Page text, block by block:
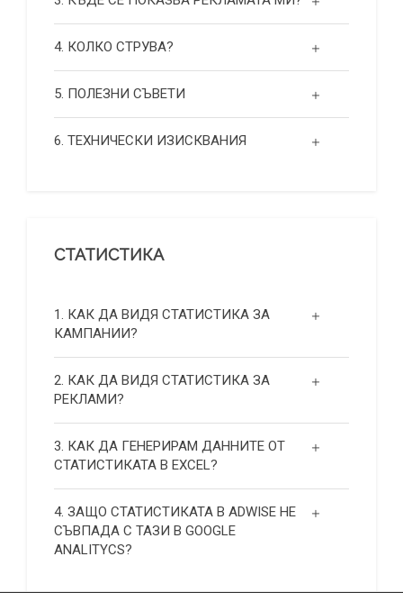
4. КОЛКО СТРУВА?
5. ПОЛЕЗНИ СЪВЕТИ
6. ТЕХНИЧЕСКИ ИЗИСКВАНИЯ
СТАТИСТИКА
1. КАК ДА ВИДЯ СТАТИСТИКА ЗА
КАМПАНИИ?
2. КАК ДА ВИДЯ СТАТИСТИКА ЗА
РЕКЛАМИ?
3. КАК ДА ГЕНЕРИРАМ ДАННИТЕ ОТ
СТАТИСТИКАТА В EXCEL?
4. ЗАЩО СТАТИСТИКАТА В ADWISE НЕ
СЪВПАДА С ТАЗИ В GOOGLE
ANALITYCS?